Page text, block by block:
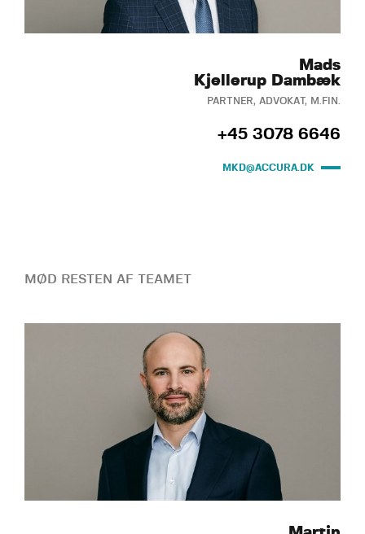
Mads
Kjellerup Dambæk
PARTNER, ADVOKAT, M.FIN.
+45 3078 6646
MKD@ACCURA.DK
MØD RESTEN AF TEAMET